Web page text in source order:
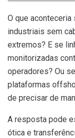
O que
industriais sem
extremos? E se
monitorizadas
operadores? Ou
plataformas
de precisar de
A resposta pode
ótica e